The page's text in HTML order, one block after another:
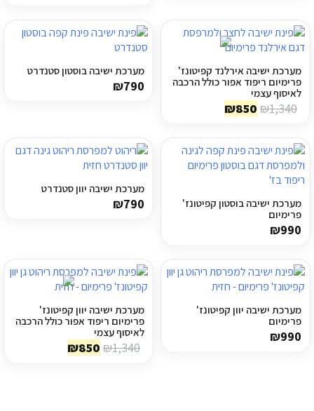
מערכת ישיבה אירלנד קפיטונז'
פרימיום ריפוד אפור כולל הרכבה
לאיסוף עצמי
₪1,340
המחיר
₪1,340.
₪850
₪850.
מערכת ישיבה בוסטון סטנדרט
₪790
מערכת ישיבה בוסטון קפיטונז'
פרימיום
₪990
מערכת ישיבה יוון סטנדרט
₪790
מערכת ישיבה יוון קפיטונז'
פרימיום
₪990
מערכת ישיבה יוון קפיטונז'
פרימיום ריפוד אפור כולל הרכבה
לאיסוף עצמי
₪1,340
המחיר
₪850